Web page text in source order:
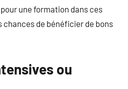
une formation dans ces
chances de bénéficier de bons
ou